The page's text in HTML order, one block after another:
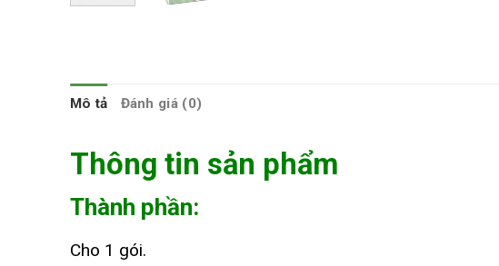
Mô tả Đánh giá (0)
Thông tin sản phẩm
Thành phần:
Cho 1 gói.